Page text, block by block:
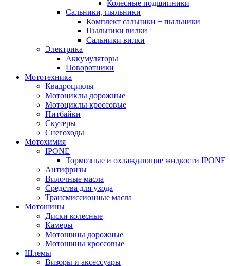
Колесные подшипники
Сальники, пыльники
Комплект сальники + пыльники
Пыльники вилки
Сальники вилки
Электрика
Аккумуляторы
Поворотники
Мототехника
Квадроциклы
Мотоциклы дорожные
Мотоциклы кроссовые
Питбайки
Скутеры
Снегоходы
Мотохимия
IPONE
Тормозные и охлаждающие жидкости IPONE
Антифризы
Вилочные масла
Средства для ухода
Трансмиссионные масла
Мотошины
Диски колесные
Камеры
Мотошины дорожные
Мотошины кроссовые
Шлемы
Визоры и аксессуары